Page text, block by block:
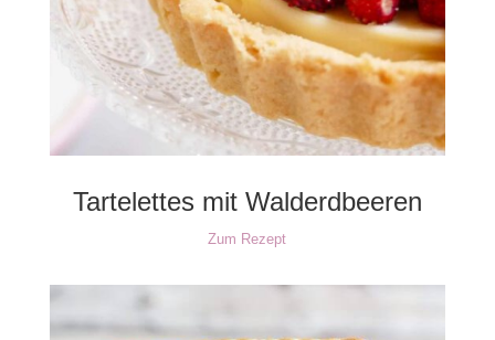
Tartelettes mit Walderdbeeren
Zum Rezept